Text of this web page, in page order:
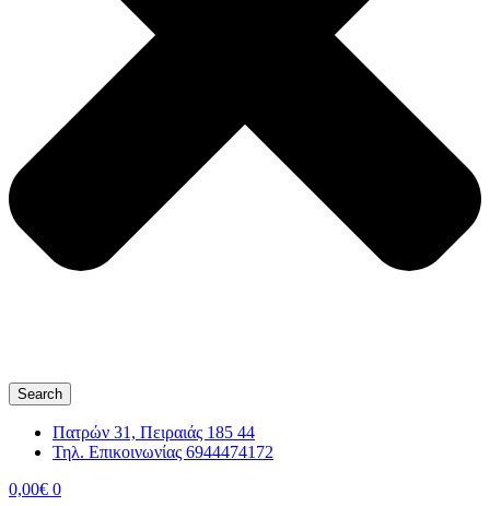
Search
Πατρών 31, Πειραιάς 185 44
Τηλ. Επικοινωνίας 6944474172
0,00€ 0